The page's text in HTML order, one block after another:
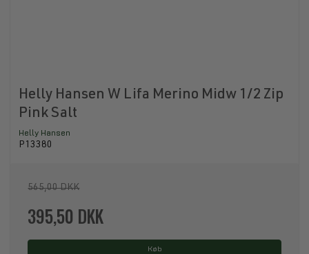
Helly Hansen W Lifa Merino Midw 1/2 Zip
Pink Salt
Helly Hansen
P13380
565,00 DKK
395,50 DKK
Køb